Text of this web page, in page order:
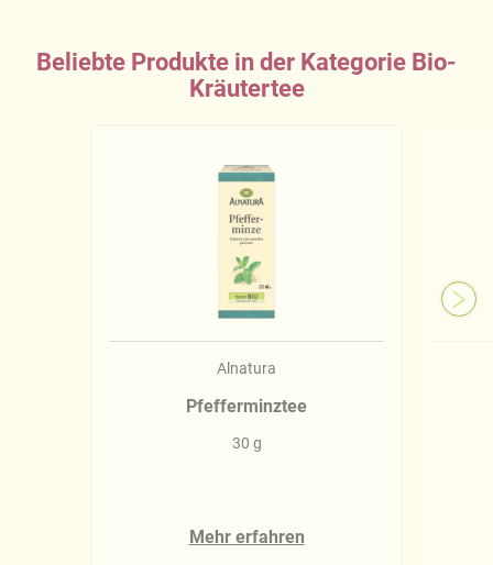
Beliebte Produkte in der Kategorie Bio-
Kräutertee
Alnatura
Pfefferminztee
30 g
Mehr erfahren